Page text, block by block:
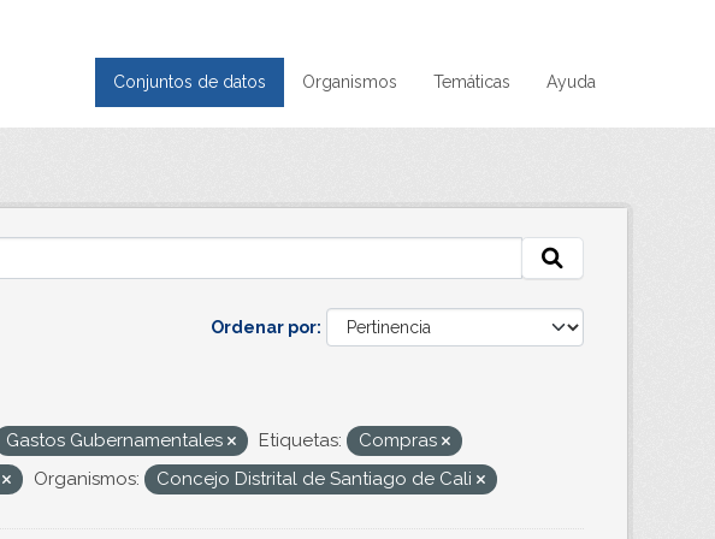
Conjuntos de datos Organismos Temáticas Ayuda
Ordenar por
Gastos Gubernamentales Etiquetas:
Compras
Organismos: Concejo Distrital de Santiago de Cali